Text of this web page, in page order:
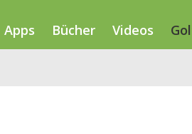
Apps Bücher Videos